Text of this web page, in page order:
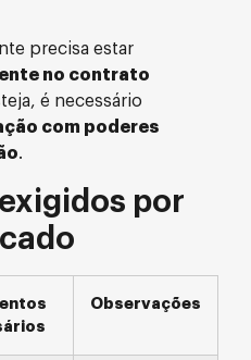
precisa estar
no contrato
é necessário
com poderes
.
por
Observações